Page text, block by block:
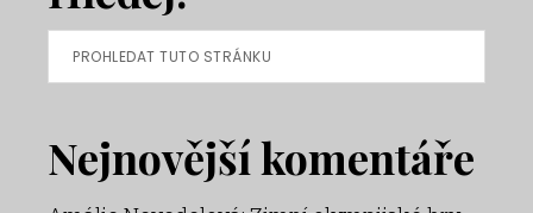
Prohledat
tuto
Nejnovější komentáře